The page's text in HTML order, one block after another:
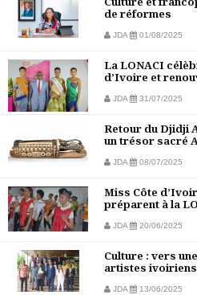
de réformes
JDA 01/08/2025
La LONACI
d’Ivoire et
JDA 31/07/2025
Retour du Djidji
un trésor sacré
JDA 08/07/2025
Miss Côte
préparent à la
JDA 20/06/2025
Culture : vers
artistes ivoiriens
JDA 13/06/2025